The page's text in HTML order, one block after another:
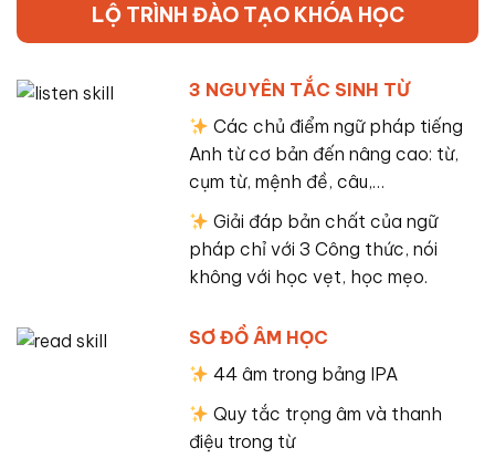
LỘ TRÌNH ĐÀO TẠO KHÓA HỌC
3 NGUYÊN TẮC SINH TỪ
Các chủ điểm ngữ pháp tiếng
Anh từ cơ bản đến nâng cao: từ,
cụm từ, mệnh đề, câu,…
Giải đáp bản chất của ngữ
pháp chỉ với 3 Công thức, nói
không với học vẹt, học mẹo.
SƠ ĐỒ ÂM HỌC
44 âm trong bảng IPA
Quy tắc trọng âm và thanh
điệu trong từ